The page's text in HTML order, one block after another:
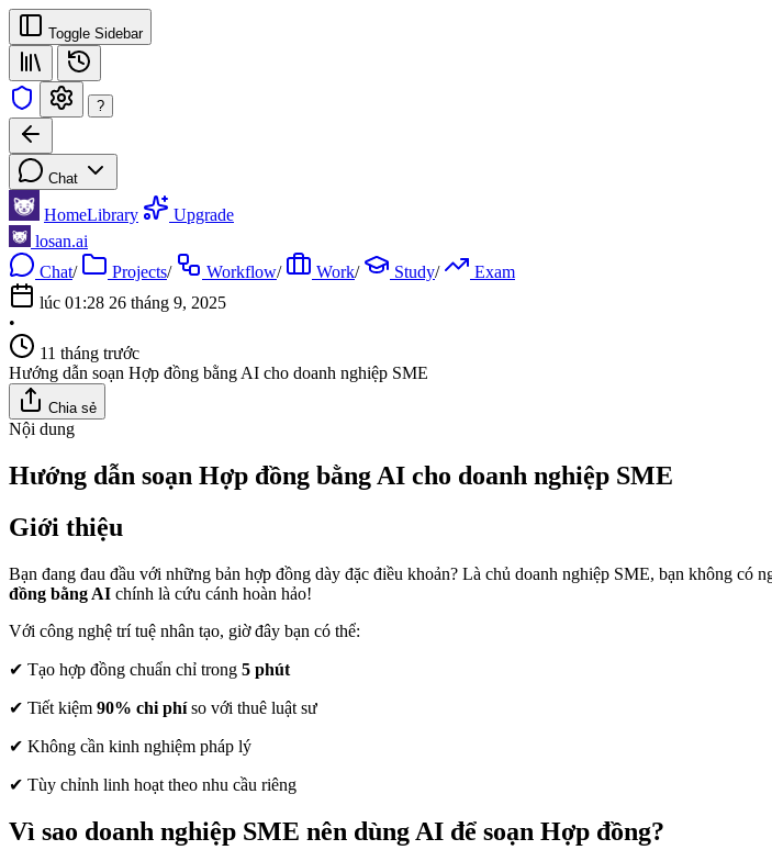
Toggle Sidebar
?
Chat
HomeLibrary
Upgrade
losan.ai
Chat/ Projects/ Workflow/ Work/ Study/
Exam
lúc 01:28 26 tháng 9, 2025
•
11 tháng trước
Hướng dẫn soạn Hợp đồng bằng AI cho doanh nghiệp SME
Chia sẻ
Nội dung
Hướng dẫn soạn Hợp đồng bằng AI cho doanh nghiệp SME
Giới thiệu
Bạn đang đau đầu với những bản hợp đồng dày đặc điều khoản? Là chủ doanh nghiệp SME, bạn không có
đồng bằng AI chính là cứu cánh hoàn hảo!
Với công nghệ trí tuệ nhân tạo, giờ đây bạn có thể:
✔ Tạo hợp đồng chuẩn chỉ trong 5 phút
✔ Tiết kiệm 90% chi phíso với thuê luật sư
✔ Không cần kinh nghiệm pháp lý
✔ Tùy chỉnh linh hoạt theo nhu cầu riêng
Vì sao doanh nghiệp SME nên dùng AI để soạn Hợp đồng?